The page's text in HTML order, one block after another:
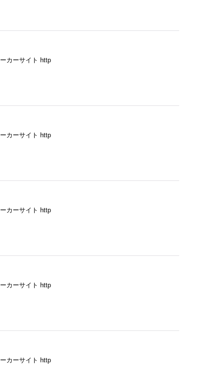
カーサイト http
カーサイト http
カーサイト http
カーサイト http
カーサイト http